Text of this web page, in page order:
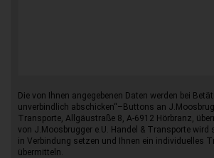
Die von Ihnen angegebenen Daten werden bei
unverbindlich abschicken“–Buttons an
Transporte, Allgäustraße 8, A-6912 Hörbranz,
von J.Moosbrugger e.U. Handel & Transporte wird
in Verbindung setzen und Ihnen ein individuelles
übermitteln.